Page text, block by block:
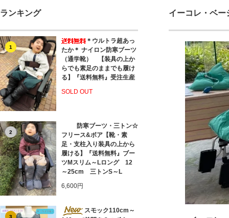
ランキング
1
＊ウルトラ超あっ
たか＊ ナイロン防寒ブーツ
（通学靴） 【装具の上か
らでも素足のままでも履け
る】『送料無料』受注生産
SOLD OUT
2
防寒ブーツ・三トン☆
フリース&ボア【靴・素
足・支柱入り装具の上から
履ける】『送料無料』ブー
ツMスリム～Lロング 12
～25cm 三トンS～L
6,600円
スモック110cm～
イーコレ・ベー